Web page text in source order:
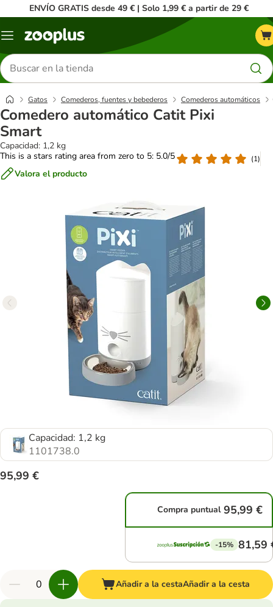
ENVÍO GRATIS desde 49 € | Solo 1,99 € a partir de 29 €
Menú
Buscar
productos
Gatos Comederos, fuentes y bebederos Comederos automáticos
Comedero automático Catit Pixi
Smart
Capacidad: 1,2 kg
This is a stars rating area from zero to 5: 5.0/5
(1)
Valora el producto
Capacidad: 1,2 kg
1101738.0
95,99 €
Compra puntual 95,99 €
-15% 81,59
Añadir a la cestaAñadir a la cesta